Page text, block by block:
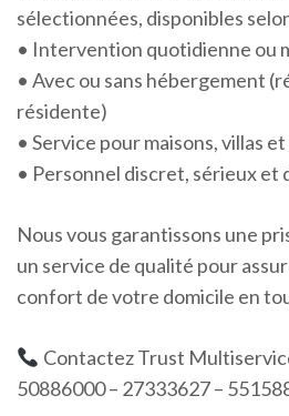
sélectionnées, disponibles
• Intervention quotidienne ou
• Avec ou sans hébergement
résidente)
• Service pour maisons, villas
• Personnel discret, sérieux et
Nous vous garantissons une
un service de qualité pour
confort de votre domicile en
Contactez Trust
50886000 – 27333627 –